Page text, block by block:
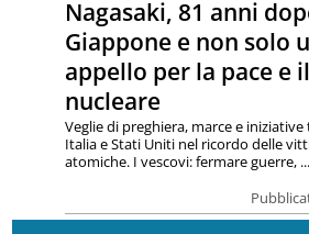
Nagasaki, 81 anni
Giappone e non solo
appello per la pace e
nucleare
Veglie di preghiera, marce e
Italia e Stati Uniti nel ricordo delle
atomiche. I vescovi: fermare guerre, ...